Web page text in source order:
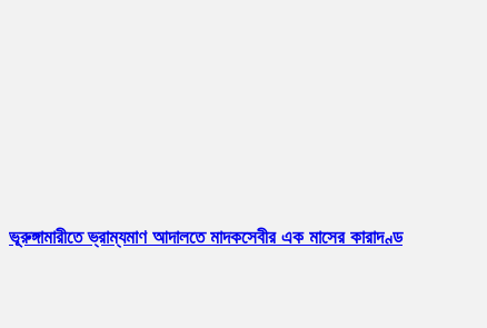
ভূরুঙ্গামারীতে ভ্রাম্যমাণ আদালতে মাদকসেবীর এক মাসের কারাদণ্ড